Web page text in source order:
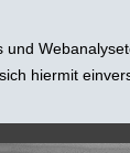
und
hiermit